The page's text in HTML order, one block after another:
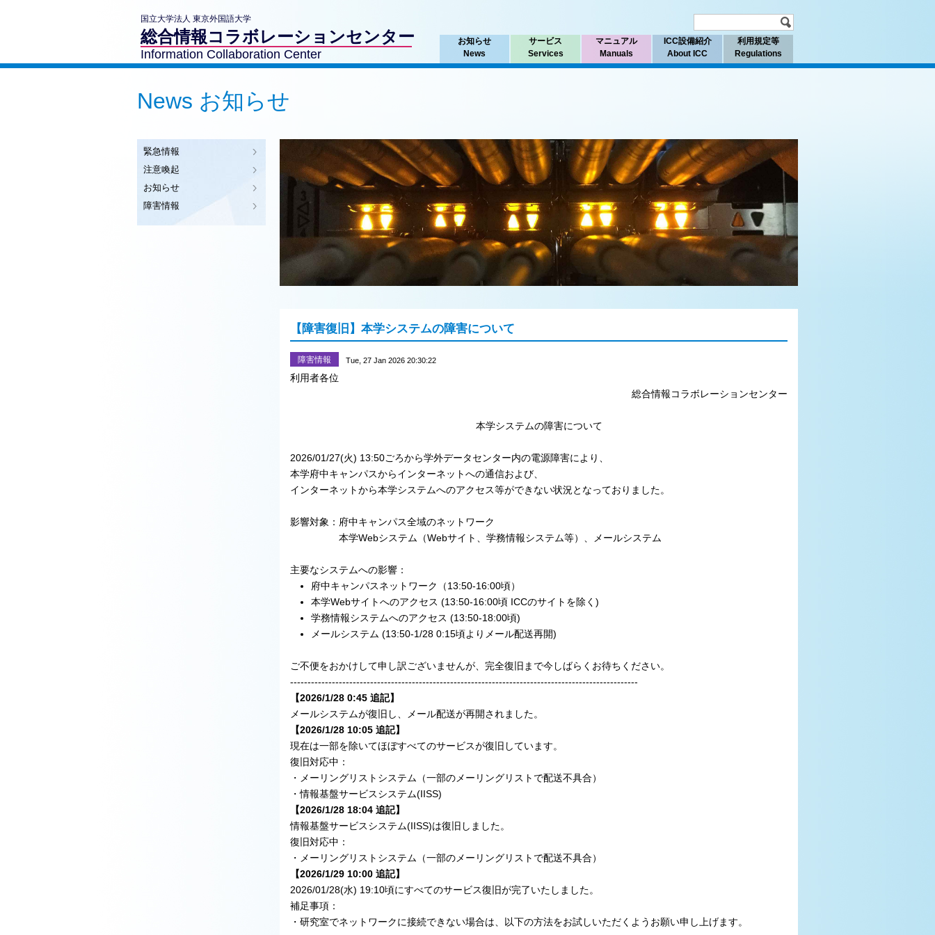
国立大学法人 東京外国語大学
総合情報コラボレーションセンター
Information Collaboration Center
お知らせ
News
サービス
Services
マニュアル
Manuals
ICC設備紹介
About ICC
利用規定等
Regulations
News お知らせ
【障害復旧】本学システムの障害について
障害情報 Tue, 27 Jan 2026 20:30:22
利用者各位
総合情報コラボレーションセンター
本学システムの障害について
2026/01/27(火) 13:50ごろから学外データセンター内の電源障害により、
本学府中キャンパスからインターネットへの通信および、
インターネットから本学システムへのアクセス等ができない状況となっておりました。
影響対象：府中キャンパス全域のネットワーク
本学Webシステム（Webサイト、学務情報システム等）、メールシステム
主要なシステムへの影響：
府中キャンパスネットワーク（13:50-16:00頃）
本学Webサイトへのアクセス (13:50-16:00頃 ICCのサイトを除く )
学務情報システムへのアクセス (13:50-18:00頃)
メールシステム (13:50-1/28 0:15頃よりメール配送再開)
ご不便をおかけして申し訳ございませんが、完全復旧まで今しばらくお待ちください。
----------------------------------------------------------------------------------------------------
【2026/1/28 0:45 追記】
メールシステムが復旧し、メール配送が再開されました。
【2026/1/28 10:05 追記】
現在は一部を除いてほぼすべてのサービスが復旧しています。
復旧対応中：
・メーリングリストシステム（一部のメーリングリストで配送不具合）
・情報基盤サービスシステム(IISS)
【2026/1/28 18:04 追記】
情報基盤サービスシステム(IISS)は復旧しました。
復旧対応中：
・メーリングリストシステム（一部のメーリングリストで配送不具合）
【2026/1/29 10:00 追記】
2026/01/28(水) 19:10頃にすべてのサービス復旧が完了いたしました。
補足事項：
・研究室でネットワークに接続できない場合は、以下の方法をお試しいただくようお願い申し上げます。
緊急情報
注意喚起
お知らせ
障害情報